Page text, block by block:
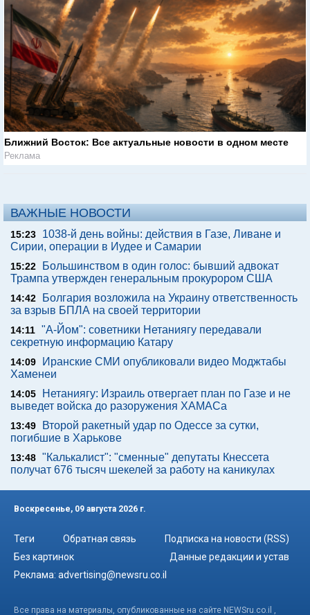
Ближний Восток: Все актуальные новости в одном месте
Реклама
ВАЖНЫЕ НОВОСТИ
15:23
1038-й день войны: действия в Газе, Ливане и
Сирии, операции в Иудее и Самарии
15:22
Большинством в один голос: бывший адвокат
Трампа утвержден генеральным прокурором США
14:42
Болгария возложила на Украину ответственность
за взрыв БПЛА на своей территории
14:11 "А-Йом": советники Нетаниягу передавали
секретную информацию Катару
14:09
Иранские СМИ опубликовали видео Моджтабы
Хаменеи
14:05
Нетаниягу: Израиль отвергает план по Газе и не
выведет войска до разоружения ХАМАСа
13:49
Второй ракетный удар по Одессе за сутки,
погибшие в Харькове
13:48 "Калькалист": "сменные" депутаты Кнессета
получат 676 тысяч шекелей за работу на каникулах
Воскресенье, 09 августа 2026 г.
Теги Обратная связь
Подписка на новости (RSS)
Без картинок
Данные редакции и устав
Реклама: advertising@newsru.co.il
Все права на материалы, опубликованные на сайте NEWSru.co.il ,